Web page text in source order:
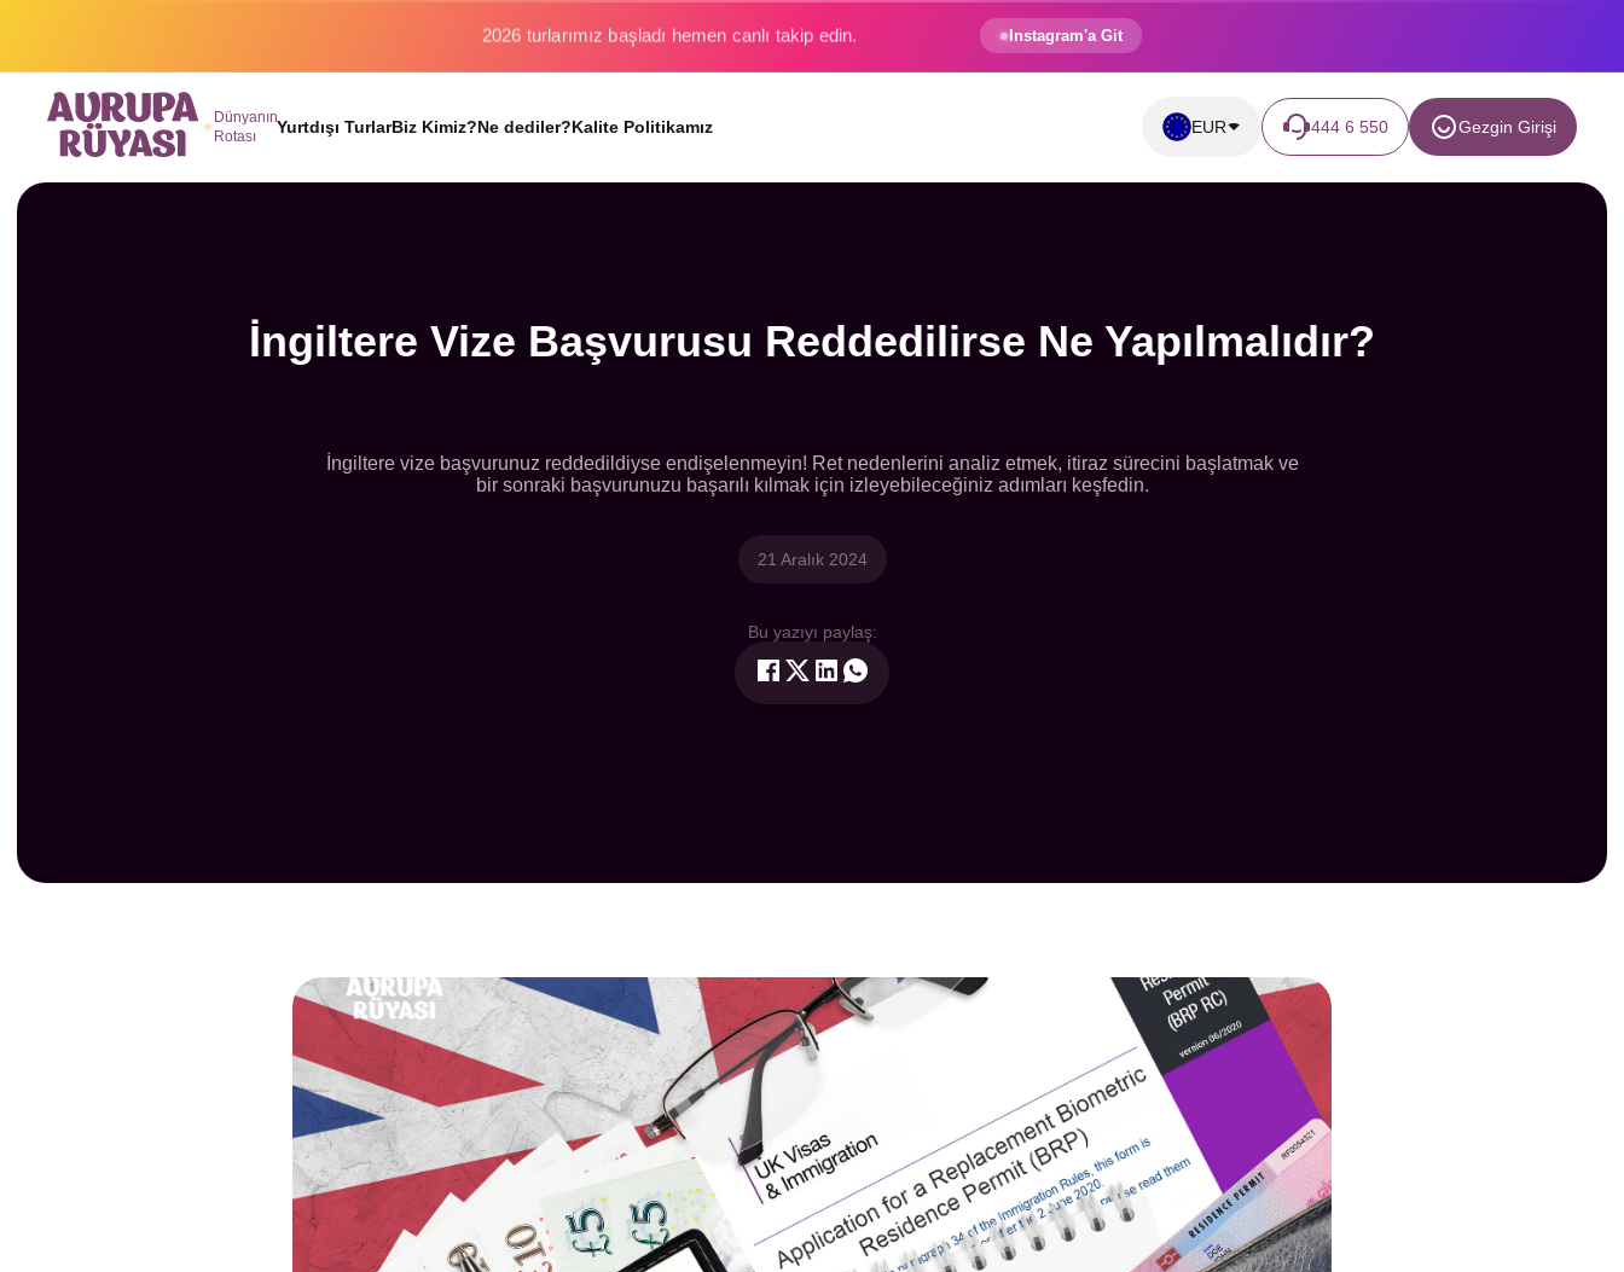
Binlerce gezginin hayali gerçek oluyor. Instagram'a Git
Dünyanın
Rotası
Yurtdışı TurlarBiz Kimiz?Ne dediler?Kalite Politikamız EUR 444 6 550 Gezgin Girişi
İngiltere Vize Başvurusu Reddedilirse Ne Yapılmalıdır?
İngiltere vize başvurunuz reddedildiyse endişelenmeyin! Ret nedenlerini analiz etmek, itiraz sürecini başlatmak ve
bir sonraki başvurunuzu başarılı kılmak için izleyebileceğiniz adımları keşfedin.
21 Aralık 2024
Bu yazıyı paylaş: